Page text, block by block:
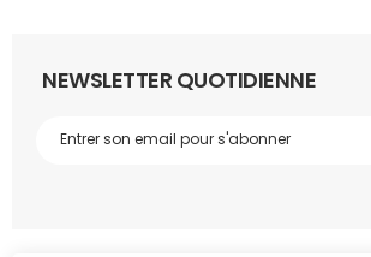
NEWSLETTER QUOTIDIENNE